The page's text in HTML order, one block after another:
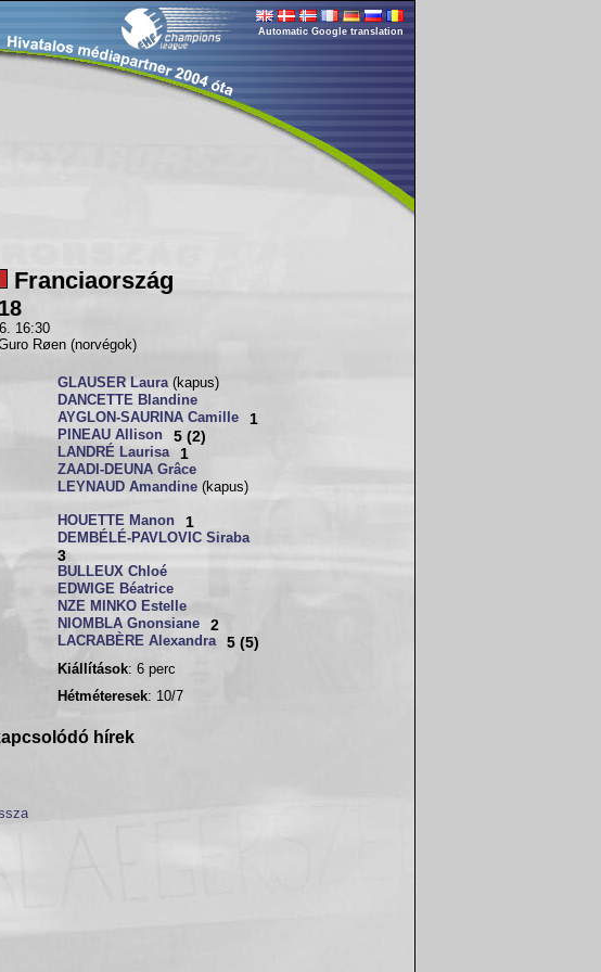
Automatic Google translation
Franciaország
18
16:30
Røen (norvégok)
GLAUSER Laura(kapus)
DANCETTE Blandine
AYGLON-SAURINA Camille
1
PINEAU Allison 5 (2)
LANDRÉ Laurisa 1
ZAADI-DEUNA Grâce
LEYNAUD Amandine (kapus)
HOUETTE Manon 1
DEMBÉLÉ-PAVLOVIC Siraba
3
BULLEUX Chloé
EDWIGE Béatrice
NZE MINKO Estelle
NIOMBLA Gnonsiane
2
LACRABÈRE Alexandra 5 (5)
Kiállítások: 6 perc
Hétméteresek: 10/7
hírek